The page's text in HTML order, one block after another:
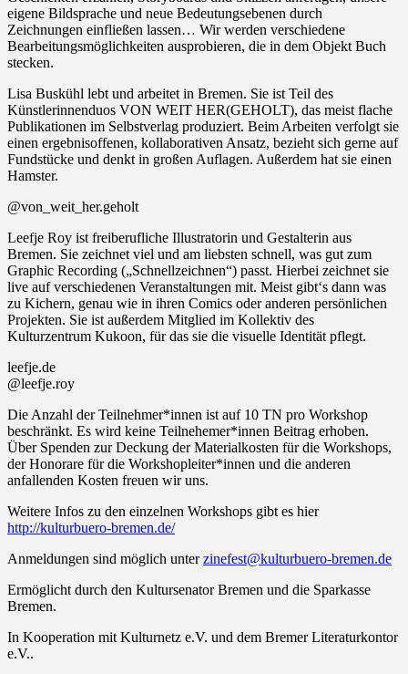
eigene Bildsprache und neue Bedeutungsebenen durch
Zeichnungen einfließen lassen… Wir werden verschiedene
Bearbeitungsmöglichkeiten ausprobieren, die in dem Objekt Buch
stecken.
Lisa Buskühl lebt und arbeitet in Bremen. Sie ist Teil des
Künstlerinnenduos VON WEIT HER(GEHOLT), das meist flache
Publikationen im Selbstverlag produziert. Beim Arbeiten verfolgt sie
einen ergebnisoffenen, kollaborativen Ansatz, bezieht sich gerne auf
Fundstücke und denkt in großen Auflagen. Außerdem hat sie einen
Hamster.
@von_weit_her.geholt
Leefje Roy ist freiberufliche Illustratorin und Gestalterin aus
Bremen. Sie zeichnet viel und am liebsten schnell, was gut zum
Graphic Recording („Schnellzeichnen“) passt. Hierbei zeichnet sie
live auf verschiedenen Veranstaltungen mit. Meist gibt‘s dann was
zu Kichern, genau wie in ihren Comics oder anderen persönlichen
Projekten. Sie ist außerdem Mitglied im Kollektiv des
Kulturzentrum Kukoon, für das sie die visuelle Identität pflegt.
leefje.de
@leefje.roy
Die Anzahl der Teilnehmer*innen ist auf 10 TN pro Workshop
beschränkt. Es wird keine Teilnehemer*innen Beitrag erhoben.
Über Spenden zur Deckung der Materialkosten für die Workshops,
der Honorare für die Workshopleiter*innen und die anderen
anfallenden Kosten freuen wir uns.
Weitere Infos zu den einzelnen Workshops gibt es hier
http://kulturbuero-bremen.de/
Anmeldungen sind möglich unterzinefest@kulturbuero-bremen.de
Ermöglicht durch den Kultursenator Bremen und die Sparkasse
Bremen.
In Kooperation mit Kulturnetz e.V. und dem Bremer Literaturkontor
e.V..